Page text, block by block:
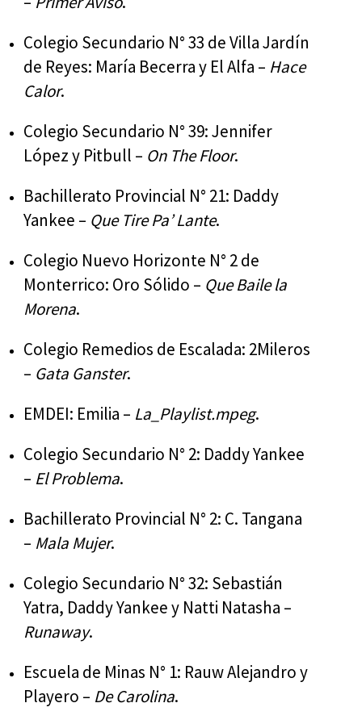
Colegio Secundario N° 33 de Villa Jardín
de Reyes: María Becerra y El Alfa – Hace
Calor.
Colegio Secundario N° 39: Jennifer
López y Pitbull – On The Floor.
Bachillerato Provincial N° 21: Daddy
Yankee – Que Tire Pa’ Lante.
Colegio Nuevo Horizonte N° 2 de
Monterrico: Oro Sólido – Que Baile la
Morena.
Colegio Remedios de Escalada: 2Mileros
– Gata Ganster.
EMDEI: Emilia – La_Playlist.mpeg.
Colegio Secundario N° 2: Daddy Yankee
– El Problema.
Bachillerato Provincial N° 2: C. Tangana
– Mala Mujer.
Colegio Secundario N° 32: Sebastián
Yatra, Daddy Yankee y Natti Natasha –
Runaway.
Escuela de Minas N° 1: Rauw Alejandro y
Playero – De Carolina.